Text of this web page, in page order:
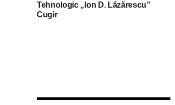
Tehnologic „Ion D. Lăzărescu”
Cugir